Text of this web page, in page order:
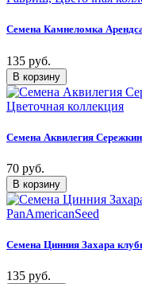
Семена Камнеломка
135 руб.
Семена Аквилегия
70 руб.
Семена Цинния Захара
135 руб.